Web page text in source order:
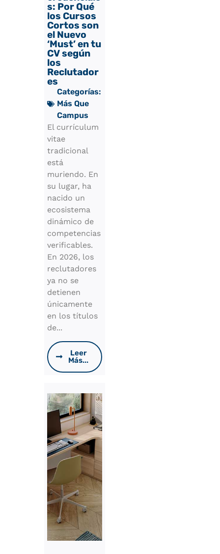
s: Por Qué
los Cursos
Cortos son
el Nuevo
‘Must’ en tu
CV según
los
Reclutador
es
Categorías:
Más Que
Campus
El currículum
vitae
tradicional
está
muriendo. En
su lugar, ha
nacido un
ecosistema
dinámico de
competencias
verificables.
En 2026, los
reclutadores
ya no se
detienen
únicamente
en los títulos
de...
Leer
Más...